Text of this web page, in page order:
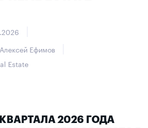
Ефимов
Estate
2026 ГОДА